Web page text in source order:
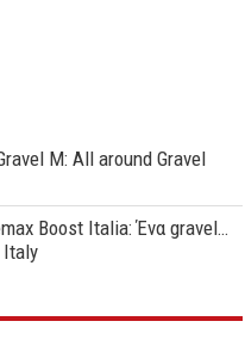
M: All around Gravel
Boost Italia: Ένα gravel…
Italy